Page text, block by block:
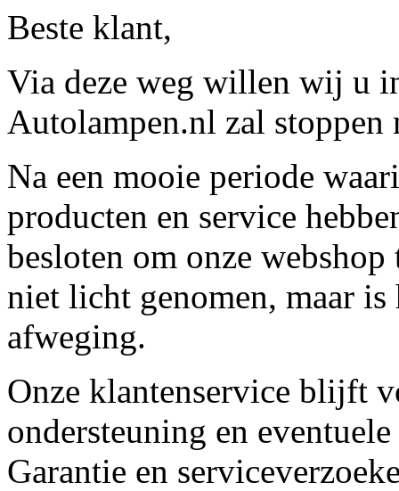
Beste klant,
Via deze weg willen wij u
Autolampen.nl zal stoppen
Na een mooie periode
producten en service
besloten om onze
niet licht genomen, maar
afweging.
Onze klantenservice blijft
ondersteuning en
Garantie en